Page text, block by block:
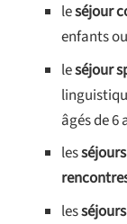
leséjour
enfants
leséjour
âgés de
les
les